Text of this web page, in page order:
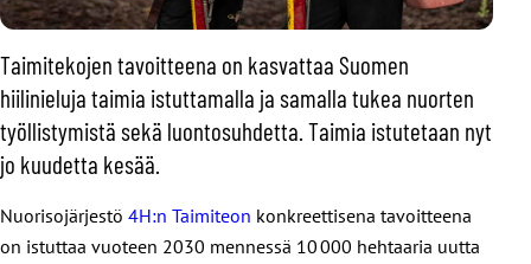
Taimitekojen tavoitteena on kasvattaa Suomen
hiilinieluja taimia istuttamalla ja samalla tukea nuorten
työllistymistä sekä luontosuhdetta. Taimia istutetaan nyt
jo kuudetta kesää.
Nuorisojärjestö 4H:n Taimiteon konkreettisena tavoitteena
on istuttaa vuoteen 2030 mennessä 10 000 hehtaaria uutta